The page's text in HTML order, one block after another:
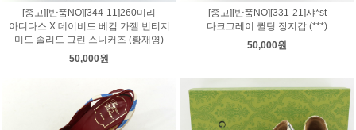
[중고][반품NO][344-11]260미리
아디다스 X 데이비드 베컴 가젤 빈티지
미드 솔리드 그린 스니커즈 (황재영)
50,000원
[중고][반품NO][331-21]샤*st
다크그레이 퀼팅 장지갑 (***)
50,000원